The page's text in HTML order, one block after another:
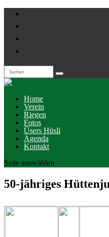
Home
Verein
Riegen
Fotos
Üsers Hüsli
Agenda
Kontakt
Seite auswählen
50-jähriges